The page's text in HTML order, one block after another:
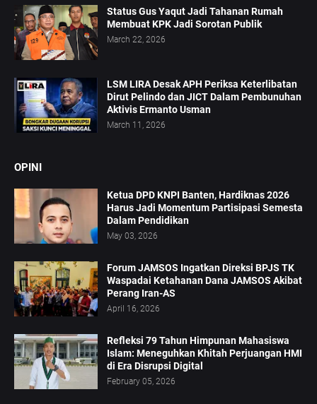
Status Gus Yaqut Jadi Tahanan Rumah
Membuat KPK Jadi Sorotan Publik
March 22, 2026
LSM LIRA Desak APH Periksa Keterlibatan
Dirut Pelindo dan JICT Dalam Pembunuhan
Aktivis Ermanto Usman
March 11, 2026
OPINI
Ketua DPD KNPI Banten, Hardiknas 2026
Harus Jadi Momentum Partisipasi Semesta
Dalam Pendidikan
May 03, 2026
Forum JAMSOS Ingatkan Direksi BPJS TK
Waspadai Ketahanan Dana JAMSOS Akibat
Perang Iran-AS
April 16, 2026
Refleksi 79 Tahun Himpunan Mahasiswa
Islam: Meneguhkan Khitah Perjuangan HMI
di Era Disrupsi Digital
February 05, 2026